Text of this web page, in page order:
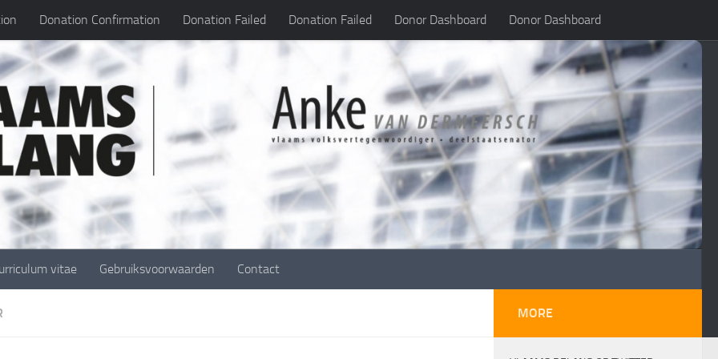
Donation Confirmation Donation Failed Donation Failed Donor Dashboard Donor Dashboard
vitae Gebruiksvoorwaarden Contact
MORE